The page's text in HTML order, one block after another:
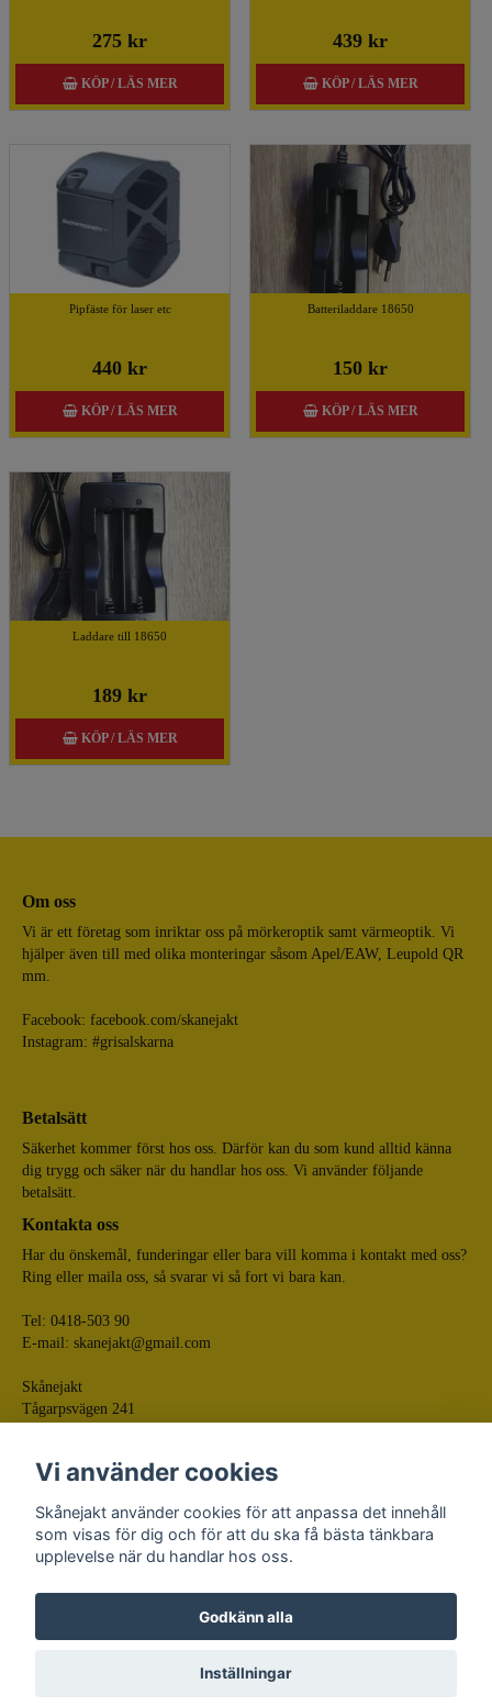
275 kr
KÖP / LÄS MER
439 kr
KÖP / LÄS MER
Pipfäste för laser etc
440 kr
KÖP / LÄS MER
Batteriladdare 18650
150 kr
KÖP / LÄS MER
Laddare till 18650
189 kr
KÖP / LÄS MER
Om oss
Vi är ett företag som inriktar oss på mörkeroptik samt värmeoptik. Vi
hjälper även till med olika monteringar såsom Apel/EAW, Leupold QR
mm.
Facebook: facebook.com/skanejakt
Instagram: #grisalskarna
Betalsätt
Säkerhet kommer först hos oss. Därför kan du som kund alltid känna
dig trygg och säker när du handlar hos oss. Vi använder följande
betalsätt.
Kontakta oss
Har du önskemål, funderingar eller bara vill komma i kontakt med oss?
Ring eller maila oss, så svarar vi så fort vi bara kan.
Tel: 0418-503 90
E-mail: skanejakt@gmail.com
Skånejakt
Tågarpsvägen 241
© Skånejakt
Powered by Quickbutik
Vi använder cookies
Skånejakt använder cookies för att anpassa det innehåll
som visas för dig och för att du ska få bästa tänkbara
upplevelse när du handlar hos oss.
Godkänn alla
Inställningar